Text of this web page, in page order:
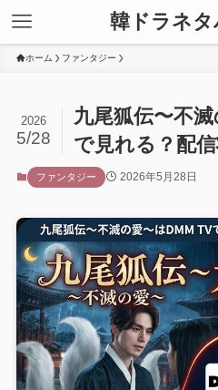
韓ドラネ
ホーム ファンタジー
九尾狐伝〜不
で見れる？配
2026
5/28
ファンタジー 2026年5月28日